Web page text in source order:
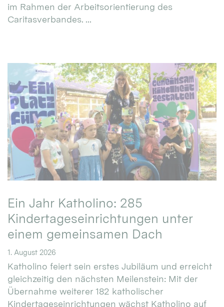
im Rahmen der Arbeitsorientierung des
Caritasverbandes. ...
Ein Jahr Katholino: 285
Kindertageseinrichtungen unter
einem gemeinsamen Dach
1. August 2026
Katholino feiert sein erstes Jubiläum und erreicht
gleichzeitig den nächsten Meilenstein: Mit der
Übernahme weiterer 182 katholischer
Kindertageseinrichtungen wächst Katholino auf